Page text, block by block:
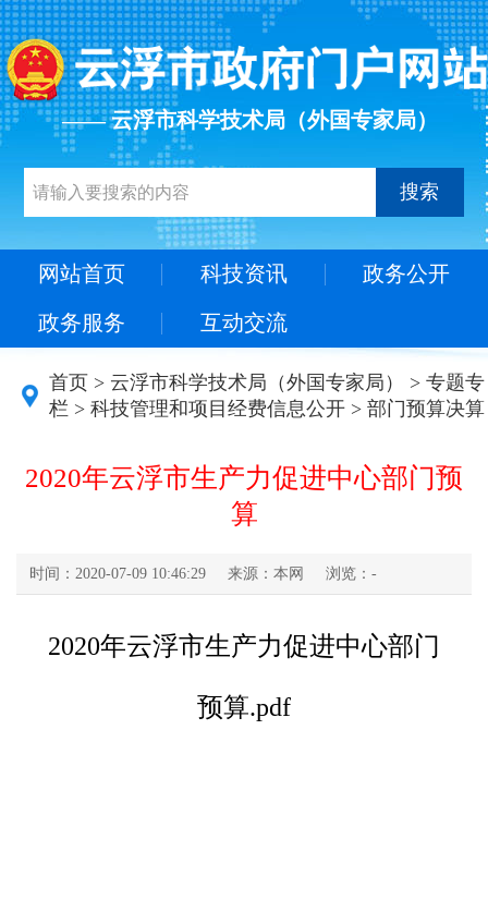
—— 云浮市科学技术局（外国专家局）
搜索
网站首页 科技资讯 政务公开
政务服务 互动交流
首页 > 云浮市科学技术局（外国专家局） > 专题专
栏 > 科技管理和项目经费信息公开 > 部门预算决算
2020年云浮市生产力促进中心部门预
算
时间：2020-07-09 10:46:29 来源：本网 浏览： -
2020年云浮市生产力促进中心部门
预算.pdf